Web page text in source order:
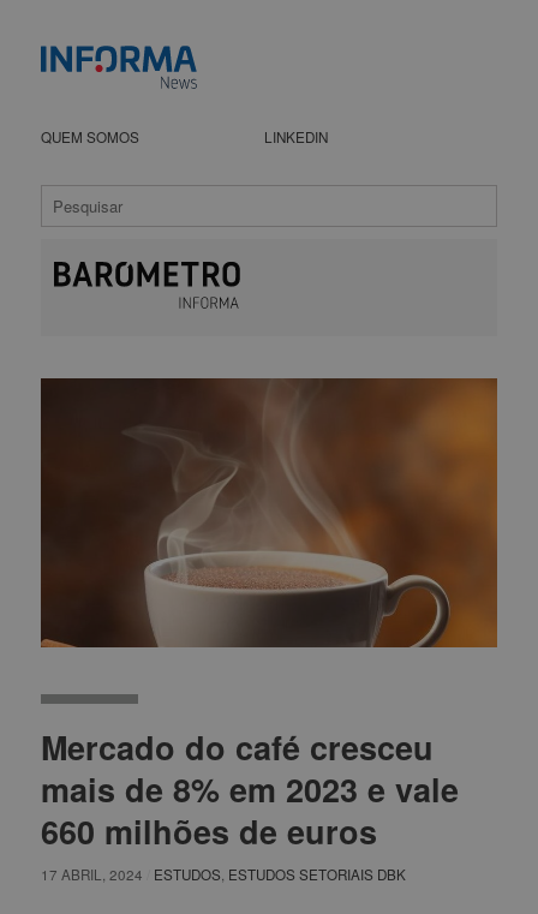
QUEM SOMOS LINKEDIN
Mercado do café cresceu
mais de 8% em 2023 e vale
660 milhões de euros
17 ABRIL, 2024 ESTUDOS, ESTUDOS SETORIAIS DBK